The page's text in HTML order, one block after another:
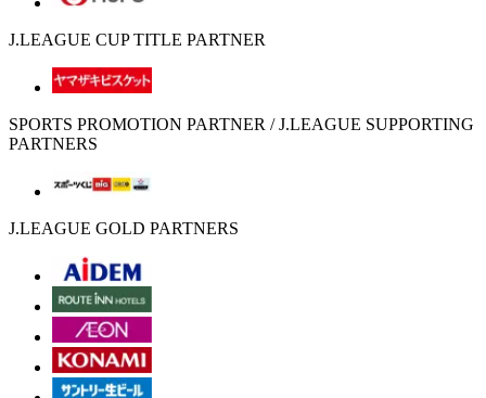
J.LEAGUE CUP TITLE PARTNER
SPORTS PROMOTION PARTNER / J.LEAGUE SUPPORTING
PARTNERS
J.LEAGUE GOLD PARTNERS